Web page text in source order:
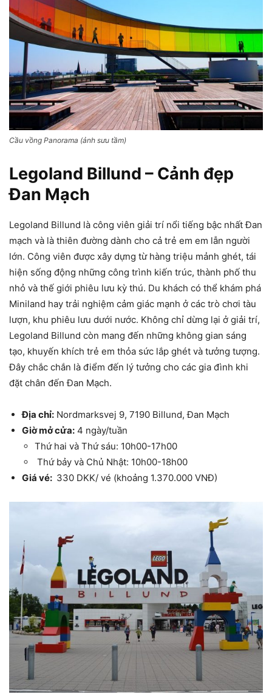
Cầu vồng Panorama (ảnh sưu tầm)
Legoland Billund – Cảnh đẹp
Đan Mạch
Legoland Billund là công viên giải trí nổi tiếng bậc nhất Đan
mạch và là thiên đường dành cho cả trẻ em em lẫn người
lớn. Công viên được xây dựng từ hàng triệu mảnh ghét, tái
hiện sống động những công trình kiến trúc, thành phố thu
nhỏ và thế giới phiêu lưu kỳ thú. Du khách có thể khám phá
Miniland hay trải nghiệm cảm giác mạnh ở các trò chơi tàu
lượn, khu phiêu lưu dưới nước. Không chỉ dừng lại ở giải trí,
Legoland Billund còn mang đến những không gian sáng
tạo, khuyến khích trẻ em thỏa sức lắp ghét và tưởng tượng.
Đây chắc chắn là điểm đến lý tưởng cho các gia đình khi
đặt chân đến Đan Mạch.
Địa chỉ: Nordmarksvej 9, 7190 Billund, Đan Mạch
Giờ mở cửa: 4 ngày/tuần
Thứ hai và Thứ sáu: 10h00-17h00
Thứ bảy và Chủ Nhật: 10h00-18h00
Giá vé: 330 DKK/ vé (khoảng 1.370.000 VNĐ)